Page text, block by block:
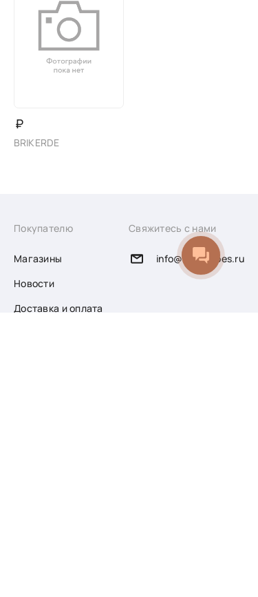
₽
BRIKERDE
Покупателю
Магазины
Новости
Доставка и оплата
Свяжитесь с нами
info@sofiashoes.ru